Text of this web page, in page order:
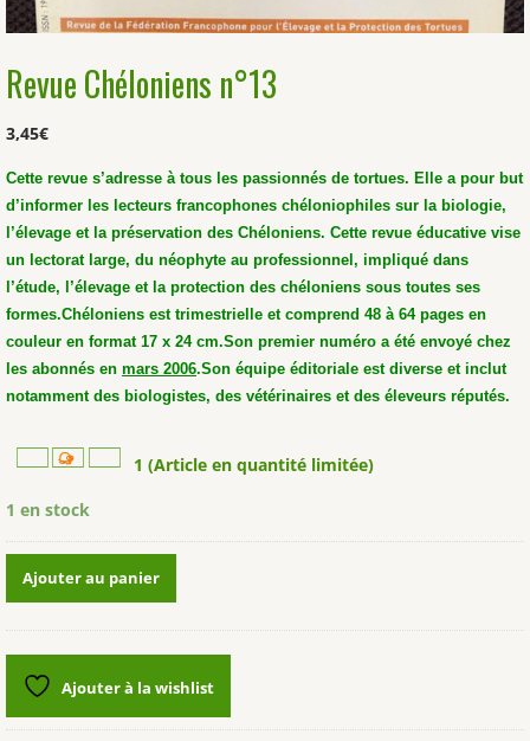
Revue Chéloniens n°13
3,45€
Cette revue s’adresse à tous les passionnés de tortues. Elle a pour but
d’informer les lecteurs francophones chéloniophiles sur la biologie,
l’élevage et la préservation des Chéloniens. Cette revue éducative vise
un lectorat large, du néophyte au professionnel, impliqué dans
l’étude, l’élevage et la protection des chéloniens sous toutes ses
formes.Chéloniens est trimestrielle et comprend 48 à 64 pages en
couleur en format 17 x 24 cm.Son premier numéro a été envoyé chez
les abonnés en mars 2006.Son équipe éditoriale est diverse et inclut
notamment des biologistes, des vétérinaires et des éleveurs réputés.
1 (Article en quantité limitée)
1 en stock
de
Ajouter au panier
Ajouter à la wishlist